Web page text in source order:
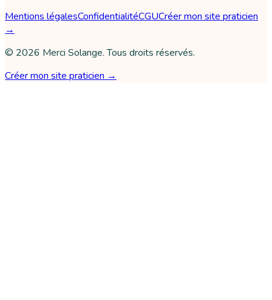
Mentions légalesConfidentialitéCGUCréer mon site praticien
→
© 2026 Merci Solange. Tous droits réservés.
Créer mon site praticien →